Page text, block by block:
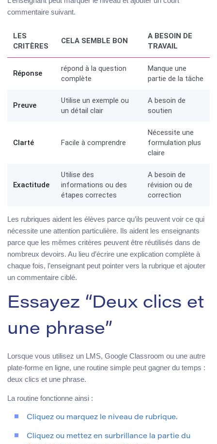
commentaire suivant.
LES
CRITÈRES
CELA SEMBLE BON
A BESOIN DE
TRAVAIL
Réponse
répond à la question
complète
Manque une
partie de la tâche
Preuve
Utilise un exemple ou
un détail clair
A besoin de
soutien
Clarté Facile à comprendre
Nécessite une
formulation plus
claire
Exactitude
Utilise des
informations ou des
étapes correctes
A besoin de
révision ou de
correction
Les rubriques aident les élèves parce qu’ils peuvent voir ce qui
nécessite une attention particulière. Ils aident les enseignants
parce que les mêmes critères peuvent être réutilisés dans de
nombreux devoirs. Au lieu d’écrire une explication complète à
chaque fois, l’enseignant peut pointer vers la rubrique et ajouter
un commentaire ciblé.
Essayez “Deux clics et
une phrase”
Lorsque vous utilisez un LMS, Google Classroom ou une autre
plate-forme en ligne, une routine simple peut gagner du temps :
deux clics et une phrase.
La routine fonctionne ainsi :
Cliquez ou marquez le niveau de rubrique.
Cliquez ou mettez en surbrillance la partie du